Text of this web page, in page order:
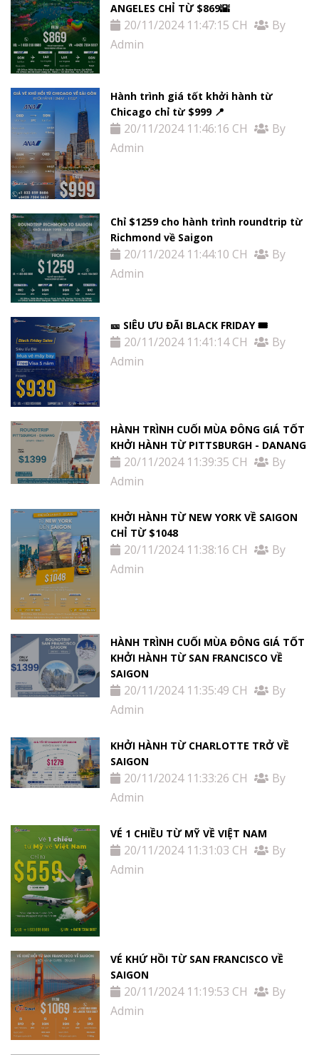
ANGELES CHỈ TỪ $869🌇
20/11/2024 11:47:15 CH
By
Admin
Hành trình giá tốt khởi hành từ
Chicago chỉ từ $999 📍
20/11/2024 11:46:16 CH
By
Admin
Chỉ $1259 cho hành trình roundtrip từ
Richmond về Saigon
20/11/2024 11:44:10 CH
By
Admin
🎫 SIÊU ƯU ĐÃI BLACK FRIDAY 🎟
20/11/2024 11:41:14 CH
By
Admin
HÀNH TRÌNH CUỐI MÙA ĐÔNG GIÁ TỐT
KHỞI HÀNH TỪ PITTSBURGH - DANANG
20/11/2024 11:39:35 CH
By
Admin
KHỞI HÀNH TỪ NEW YORK VỀ SAIGON
CHỈ TỪ $1048
20/11/2024 11:38:16 CH
By
Admin
HÀNH TRÌNH CUỐI MÙA ĐÔNG GIÁ TỐT
KHỞI HÀNH TỪ SAN FRANCISCO VỀ
SAIGON
20/11/2024 11:35:49 CH
By
Admin
KHỞI HÀNH TỪ CHARLOTTE TRỞ VỀ
SAIGON
20/11/2024 11:33:26 CH
By
Admin
VÉ 1 CHIỀU TỪ MỸ VỀ VIỆT NAM
20/11/2024 11:31:03 CH
By
Admin
VÉ KHỨ HỒI TỪ SAN FRANCISCO VỀ
SAIGON
20/11/2024 11:19:53 CH
By
Admin